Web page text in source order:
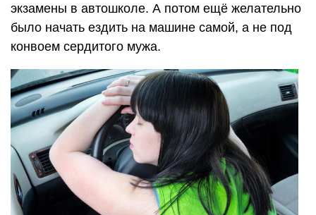
экзамены в автошколе. А потом ещё желательно
было начать ездить на машине самой, а не под
конвоем сердитого мужа.